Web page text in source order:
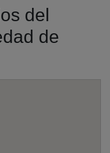
del
de